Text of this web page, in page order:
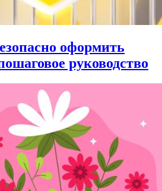
оформить
руководство